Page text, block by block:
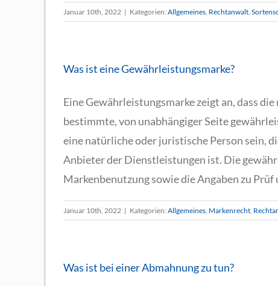
Januar 10th, 2022 | Kategorien: Allgemeines, Rechtanwalt,
Was ist eine Gewährleistungsmarke?
Eine Gewährleistungsmarke zeigt an, dass
bestimmte, von unabhängiger Seite
eine natürliche oder juristische Person sein,
Anbieter der Dienstleistungen ist. Die
Markenbenutzung sowie die Angaben zu
Januar 10th, 2022 | Kategorien: Allgemeines, Markenrecht,
Was ist bei einer Abmahnung zu tun?